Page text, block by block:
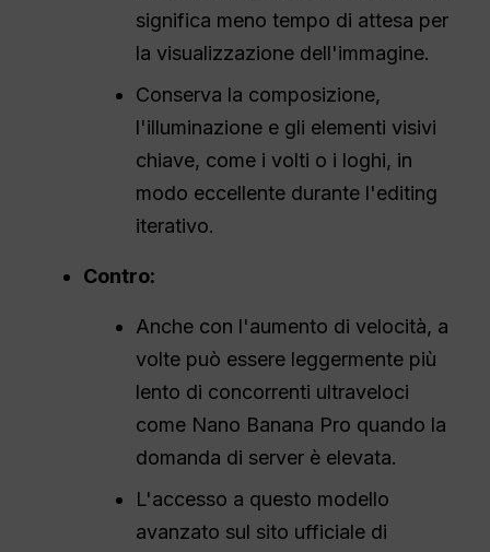
significa meno tempo di attesa per
la visualizzazione dell'immagine.
Conserva la composizione,
l'illuminazione e gli elementi visivi
chiave, come i volti o i loghi, in
modo eccellente durante l'editing
iterativo.
Contro:
Anche con l'aumento di velocità, a
volte può essere leggermente più
lento di concorrenti ultraveloci
come Nano Banana Pro quando la
domanda di server è elevata.
L'accesso a questo modello
avanzato sul sito ufficiale di